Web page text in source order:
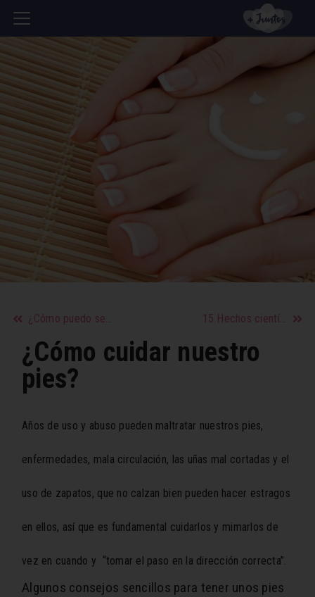
¿Cómo puedo ser más atractiva e interesante? 15 Hechos científicos de la felicidad que desconocías
¿Cómo cuidar nuestro
pies?
Años de uso y abuso pueden maltratar nuestros pies,
enfermedades, mala circulación, las uñas mal cortadas y el
uso de zapatos, que no calzan bien pueden hacer estragos
en ellos, así que es fundamental cuidarlos y mimarlos de
vez en cuando y “tomar el paso en la dirección correcta”.
Algunos consejos sencillos para tener unos pies